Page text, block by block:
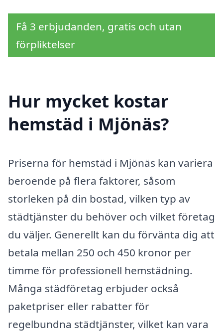
Få 3 erbjudanden, gratis och utan
förpliktelser
Hur mycket kostar
hemstäd i Mjönäs?
Priserna för hemstäd i Mjönäs kan variera
beroende på flera faktorer, såsom
storleken på din bostad, vilken typ av
städtjänster du behöver och vilket företag
du väljer. Generellt kan du förvänta dig att
betala mellan 250 och 450 kronor per
timme för professionell hemstädning.
Många städföretag erbjuder också
paketpriser eller rabatter för
regelbundna städtjänster, vilket kan vara